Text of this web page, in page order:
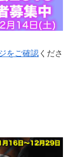
をご確認 くださ